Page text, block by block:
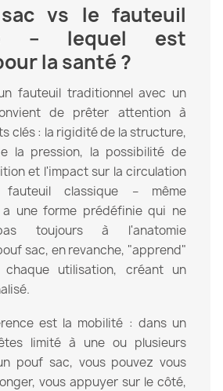
vs le fauteuil
– lequel est
la santé ?
fauteuil traditionnel avec un
de prêter attention à
clés : la rigidité de la structure,
la pression, la possibilité de
et l'impact sur la circulation
fauteuil classique – même
a une forme prédéfinie qui ne
toujours à l'anatomie
sac, en revanche, "apprend"
utilisation, créant un
est la mobilité : dans un
limité à une ou plusieurs
pouf sac, vous pouvez vous
vous appuyer sur le côté,